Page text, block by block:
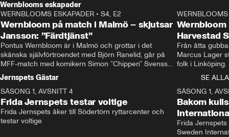
Wernblooms eskapader
WERNBLOOMS ESKAPADER • S4, E2
Wernbloom på match i Malmö – skjutsar
Jansson: ”Färdtjänst”
Pontus Wernbloom är i Malmö och grottar i det
skånska självförtroendet med Björn Ranelid, går på
MFF-match med komikern Simon ”Chippen” Svensson
och hjälper skadade stjärnbacken Pontus Jansson
hem.
Harvestad
Från åtta
Marcus Lager
folk i
och
Jernspets Gästar
SE ALLA
SÄSONG 1, AVSNITT 4
Frida Jernspets testar voltige
Frida Jernspets åker till Södertörn ryttarcenter och
testar voltige
SÄSONG 1,
Bakom
Frida
Sweden